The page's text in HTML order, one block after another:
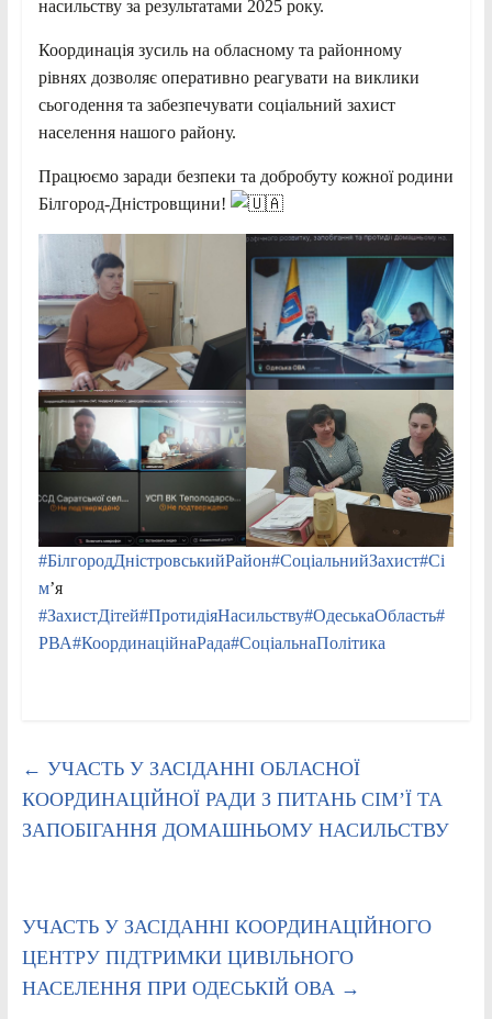
насильству за результатами 2025 року.
Координація зусиль на обласному та районному
рівнях дозволяє оперативно реагувати на виклики
сьогодення та забезпечувати соціальний захист
населення нашого району.
Працюємо заради безпеки та добробуту кожної родини
Білгород-Дністровщини!
#БілгородДністровськийРайон#СоціальнийЗахист#Сі
м’я
#ЗахистДітей#ПротидіяНасильству#ОдеськаОбласть#
РВА#КоординаційнаРада#СоціальнаПолітика
← УЧАСТЬ У ЗАСІДАННІ ОБЛАСНОЇ
КООРДИНАЦІЙНОЇ РАДИ З ПИТАНЬ СІМ’Ї ТА
ЗАПОБІГАННЯ ДОМАШНЬОМУ НАСИЛЬСТВУ
УЧАСТЬ У ЗАСІДАННІ КООРДИНАЦІЙНОГО
ЦЕНТРУ ПІДТРИМКИ ЦИВІЛЬНОГО
НАСЕЛЕННЯ ПРИ ОДЕСЬКІЙ ОВА →